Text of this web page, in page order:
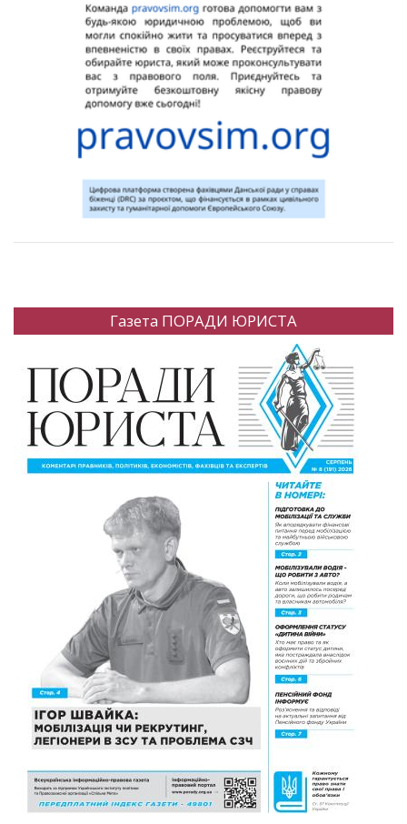
Газета ПОРАДИ ЮРИСТА